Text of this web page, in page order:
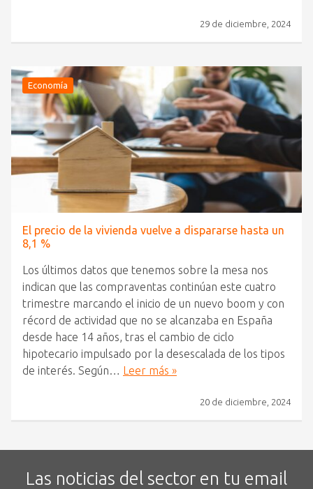
29 de diciembre, 2024
Economía
El precio de la vivienda vuelve a dispararse hasta un
8,1 %
Los últimos datos que tenemos sobre la mesa nos
indican que las compraventas continúan este cuatro
trimestre marcando el inicio de un nuevo boom y con
récord de actividad que no se alcanzaba en España
desde hace 14 años, tras el cambio de ciclo
hipotecario impulsado por la desescalada de los tipos
de interés. Según… Leer más »
20 de diciembre, 2024
Las noticias del sector en tu email